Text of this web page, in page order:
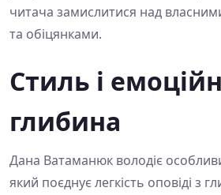
читача замислитися над
та обіцянками.
Стиль і
глибина
Дана Ватаманюк володіє
який поєднує легкість оповіді з